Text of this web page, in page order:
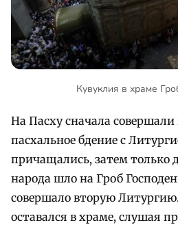
Кувуклия в храме
На Пасху сначала
пасхальное бдение с
причащались, затем только
народа шло на Гроб
совершало вторую
оставался в храме, слушая